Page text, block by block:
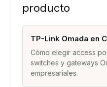
producto
TP-Link Omada en
Cómo elegir access
switches y gateways
empresariales.